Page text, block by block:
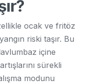
ocak ve fritöz
riski taşır. Bu
içine
sürekli
modunu